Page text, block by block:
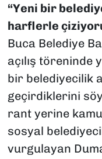
“Yeni bir
harflerle
Buca Belediye
açılış töreninde
bir belediyecilik
geçirdiklerini
rant yerine
sosyal
vurgulayan